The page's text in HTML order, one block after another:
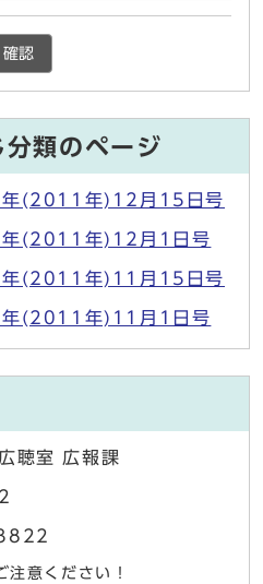
確認
類のページ
(2011年)12月15日号
(2011年)12月1日号
(2011年)11月15日号
(2011年)11月1日号
聴室 広報課
注意ください！